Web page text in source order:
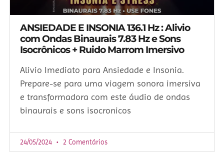
ANSIEDADE E INSONIA 136.1 Hz : Alivio
com Ondas Binaurais 7.83 Hz e Sons
Isocrônicos + Ruido Marrom Imersivo
Alivio Imediato para Ansiedade e Insonia.
Prepare-se para uma viagem sonora imersiva
e transformadora com este áudio de ondas
binaurais e sons isocronicos
24/05/2024 2 Comentários